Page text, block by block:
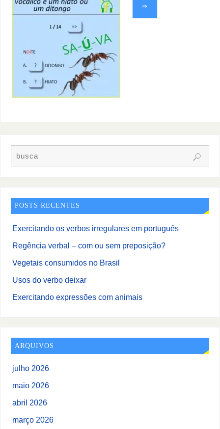
⇒
POSTS RECENTES
Exercitando os verbos irregulares em português
Regência verbal – com ou sem preposição?
Vegetais consumidos no Brasil
Usos do verbo deixar
Exercitando expressões com animais
ARQUIVOS
julho 2026
maio 2026
abril 2026
março 2026